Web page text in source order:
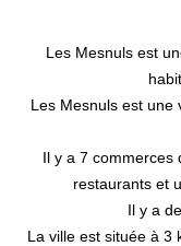
Les Mesnuls est
Les Mesnuls est une
Il y a 7 commerces
restaurants et
Il y a
La ville est située à 3